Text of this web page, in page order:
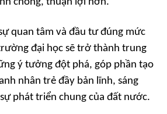
chóng, thuận lợi hơn.
quan tâm và đầu tư đúng mức
đại học sẽ trở thành trung
ý tưởng đột phá, góp phần tạo
nhân trẻ đầy bản lĩnh, sáng
phát triển chung của đất nước.